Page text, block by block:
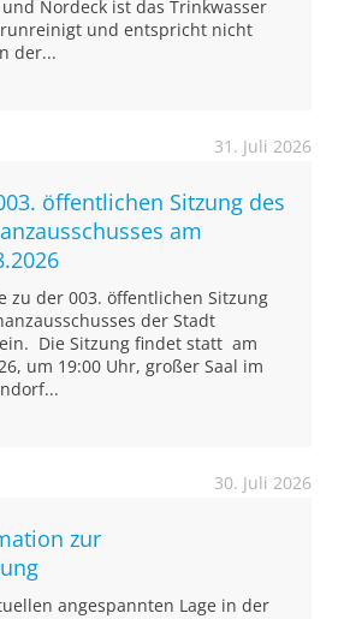
Nordeck ist das Trinkwasser
und entspricht nicht
der...
31. Juli 2026
öffentlichen Sitzung des
am
zu der 003. öffentlichen Sitzung
der Stadt
Die Sitzung findet statt am
um 19:00 Uhr, großer Saal im
30. Juli 2026
zur
angespannten Lage in der